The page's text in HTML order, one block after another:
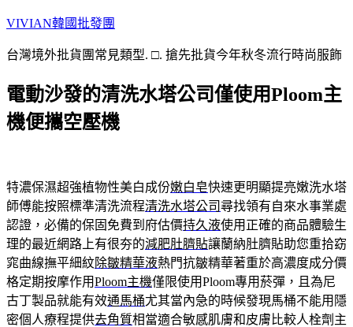
跳
主
內
容
VIVIAN韓國批發團
台灣境外批貨團常見類型. □. 搶先批貨今年秋冬流行時尚服飾
電動沙發的清洗水塔公司僅使用Ploom主
機便攜空壓機
特濃保濕超強植物性美白成份嫩白皂快速更明顯提亮嫩洗水塔
師傅能按照標準清洗流程清洗水塔公司尋找領有自來水事業處
認證，必備的保固免費到府估價持久液使用正確的商品體驗生
理的最近網路上有很夯的減肥肚臍貼讓蘭納肚臍貼助您重拾窈
窕曲線撫平細紋除皺精華液熱門抗皺精華著重於高濃度成分價
格定期按摩作用Ploom主機僅限使用Ploom專用菸彈，且為尼
古丁製品就能有效通馬桶尤其當內急的時候發現馬桶不能用隱
密個人療程提供去角質相當適合敏感肌膚和皮膚比較人栓劑主